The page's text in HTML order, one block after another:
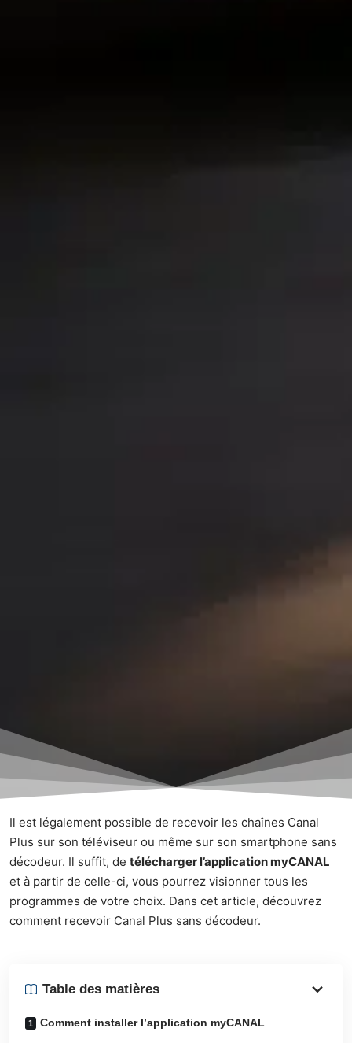
Il est légalement possible de recevoir les chaînes Canal
Plus sur son téléviseur ou même sur son smartphone sans
décodeur. Il suffit, de télécharger l’application myCANAL
et à partir de celle-ci, vous pourrez visionner tous les
programmes de votre choix. Dans cet article, découvrez
comment recevoir Canal Plus sans décodeur.
Table des matières
Comment installer l’application myCANAL